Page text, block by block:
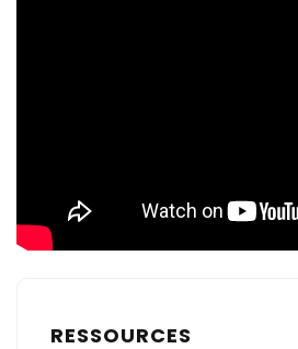
RESSOURCES